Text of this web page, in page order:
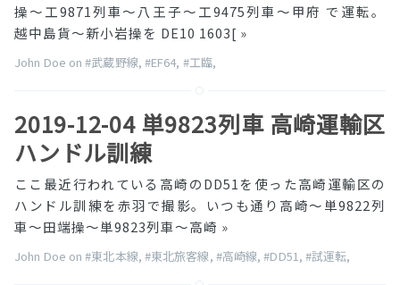
操〜工9871列車〜八王子〜工9475列車〜甲府 で運転。
越中島貨〜新小岩操を DE10 1603[ »
John Doe on#武蔵野線, #EF64, #工臨,
2019-12-04 単9823列車 高崎運輸区
ハンドル訓練
ここ最近行われている高崎のDD51を使った高崎運輸区の
ハンドル訓練を赤羽で撮影。いつも通り高崎〜単9822列
車〜田端操〜単9823列車〜高崎 »
John Doe on#東北本線, #東北旅客線, #高崎線,#DD51 ,#試運転,